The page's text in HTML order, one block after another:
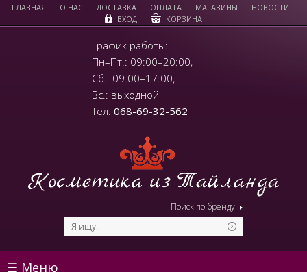
ГЛАВНАЯ О НАС ДОСТАВКА ОПЛАТА МАГАЗИНЫ
НОВОСТИ
ВХОД
КОРЗИНА
График работы:
Пн–Пт.: 09:00–20:00,
Сб.: 09:00–17:00,
Вс.: выходной
Тел. 068-69-32-562
Поиск по бренду
☰ Меню